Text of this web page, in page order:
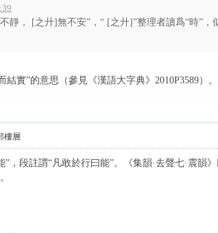
不靜， [之廾]無不安”，“ [之廾]”整理者讀爲“時”，
實”的意思（參見《漢語大字典》2010P3589）。
樓層
”，段註謂“凡敢於行曰能”。《集韻·去聲七·震韻